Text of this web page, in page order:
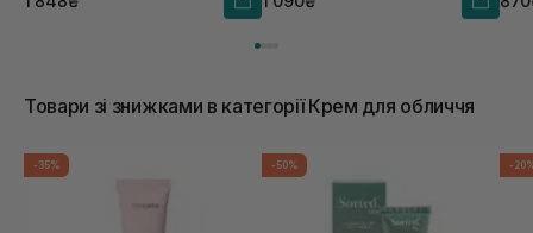
Товари зі знижками в категорії Крем для обличчя
-35% -50% -